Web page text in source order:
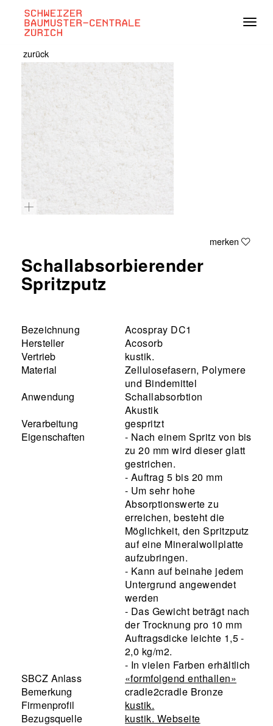
zurück
merken
Schallabsorbierender
Spritzputz
Bezeichnung
Acospray DC1
Hersteller
Acosorb
Vertrieb
kustik.
Material
Zellulosefasern, Polymere
und Bindemittel
Anwendung
Schallabsorbtion
Akustik
Verarbeitung
gespritzt
Eigenschaften
- Nach einem Spritz von bis
zu 20 mm wird dieser glatt
gestrichen.
- Auftrag 5 bis 20 mm
- Um sehr hohe
Absorptionswerte zu
erreichen, besteht die
Möglichkeit, den Spritzputz
auf eine Mineralwollplatte
aufzubringen.
- Kann auf beinahe jedem
Untergrund angewendet
werden
- Das Gewicht beträgt nach
der Trocknung pro 10 mm
Auftragsdicke leichte 1,5 -
2,0 kg/m2.
- In vielen Farben erhältlich
SBCZ Anlass
«formfolgend enthallen»
Bemerkung
cradle2cradle Bronze
Firmenprofil
kustik.
Bezugsquelle
kustik. Webseite